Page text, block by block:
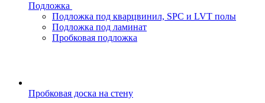
Подложка
Подложка под кварцвинил, SPC и LVT полы
Подложка под ламинат
Пробковая подложка
Пробковая доска на стену